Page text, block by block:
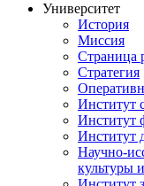
Университет
История
Миссия
Страница
Стратегия
Институт
Институт
Институт
Научно-
культуры